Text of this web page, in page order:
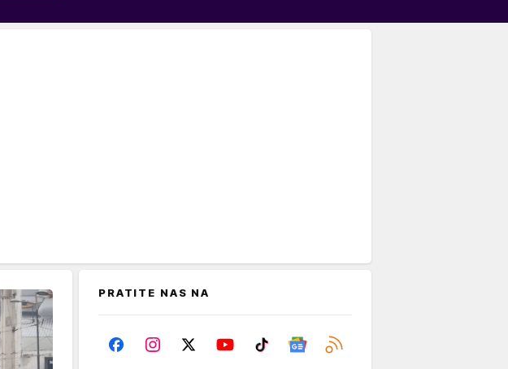
PRATITE NAS NA